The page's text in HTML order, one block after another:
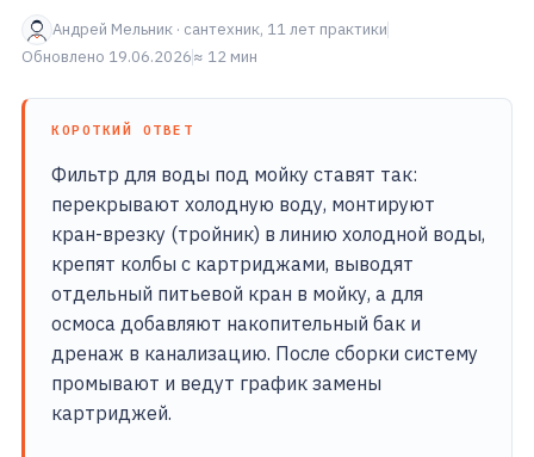
Андрей Мельник · сантехник, 11 лет практики
Обновлено 19.06.2026≈ 12 мин
КОРОТКИЙ ОТВЕТ
Фильтр для воды под мойку ставят так:
перекрывают холодную воду, монтируют
кран-врезку (тройник) в линию холодной воды,
крепят колбы с картриджами, выводят
отдельный питьевой кран в мойку, а для
осмоса добавляют накопительный бак и
дренаж в канализацию. После сборки систему
промывают и ведут график замены
картриджей.